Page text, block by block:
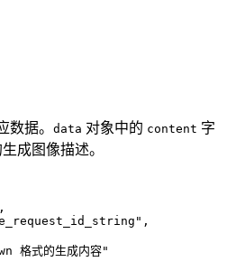
数据。 data 对象中的 content 字
生成图像描述。
格式的生成内容"